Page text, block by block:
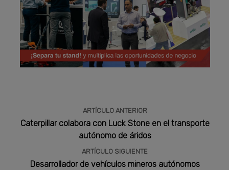
ARTÍCULO ANTERIOR
Caterpillar colabora con Luck Stone en el transporte
autónomo de áridos
ARTÍCULO SIGUIENTE
Desarrollador de vehículos mineros autónomos